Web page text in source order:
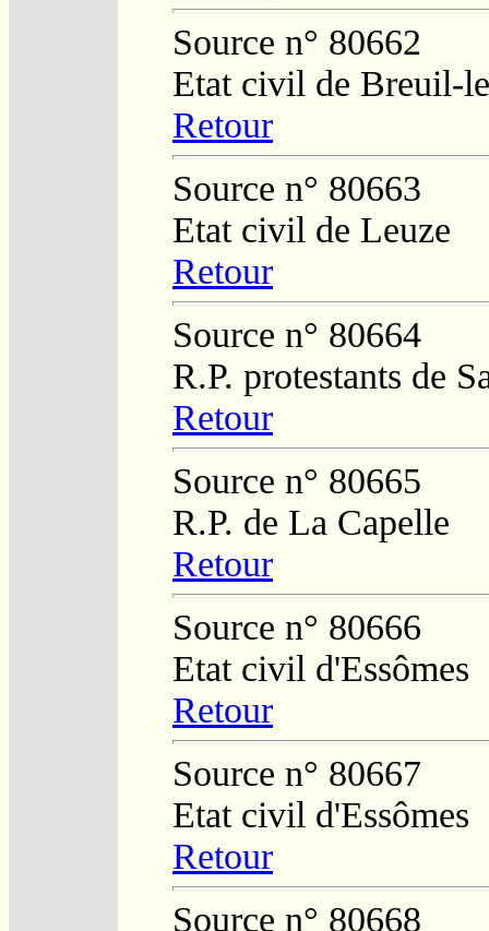
Source n° 80662
Etat civil de Breuil-
Retour
Source n° 80663
Etat civil de Leuze
Retour
Source n° 80664
R.P. protestants de
Retour
Source n° 80665
R.P. de La Capelle
Retour
Source n° 80666
Etat civil d'Essômes
Retour
Source n° 80667
Etat civil d'Essômes
Retour
Source n° 80668